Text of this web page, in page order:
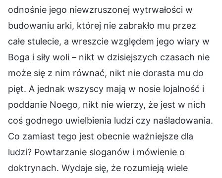
odnośnie jego niewzruszonej wytrwałości w
budowaniu arki, której nie zabrakło mu przez
całe stulecie, a wreszcie względem jego wiary w
Boga i siły woli – nikt w dzisiejszych czasach nie
może się z nim równać, nikt nie dorasta mu do
pięt. A jednak wszyscy mają w nosie lojalność i
poddanie Noego, nikt nie wierzy, że jest w nich
coś godnego uwielbienia ludzi czy naśladowania.
Co zamiast tego jest obecnie ważniejsze dla
ludzi? Powtarzanie sloganów i mówienie o
doktrynach. Wydaje się, że rozumieją wiele